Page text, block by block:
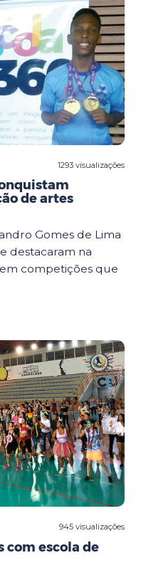
1293 visualizações
de artes
Gomes de Lima
destacaram na
competições que
945 visualizações
com escola de